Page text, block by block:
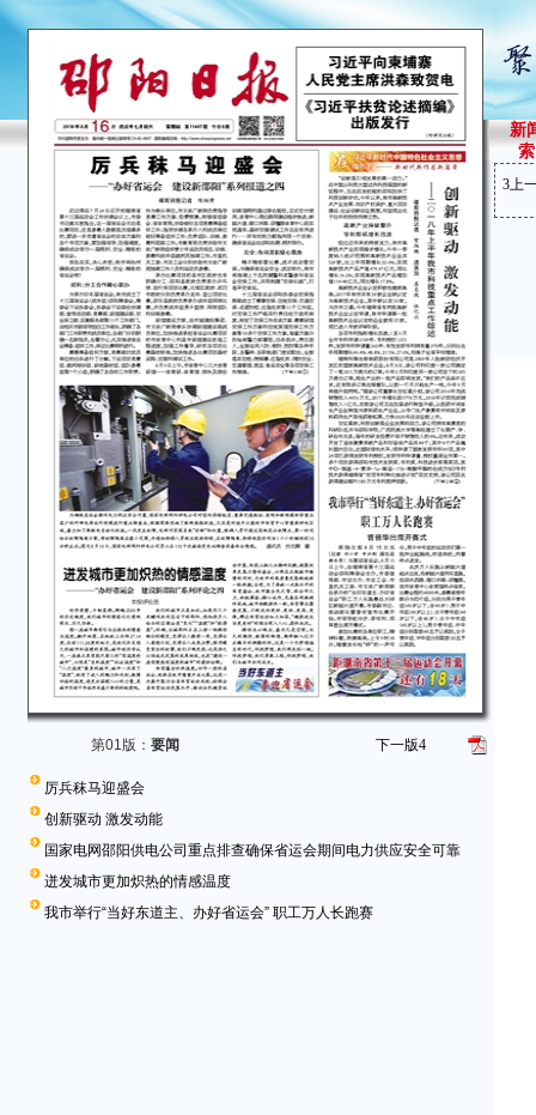
第01版： 要闻 下一版4
厉兵秣马迎盛会
创新驱动 激发动能
国家电网邵阳供电公司重点排查确保省运会期间电力供应安全可靠
迸发城市更加炽热的情感温度
我市举行“当好东道主、办好省运会” 职工万人长跑赛
新
3上